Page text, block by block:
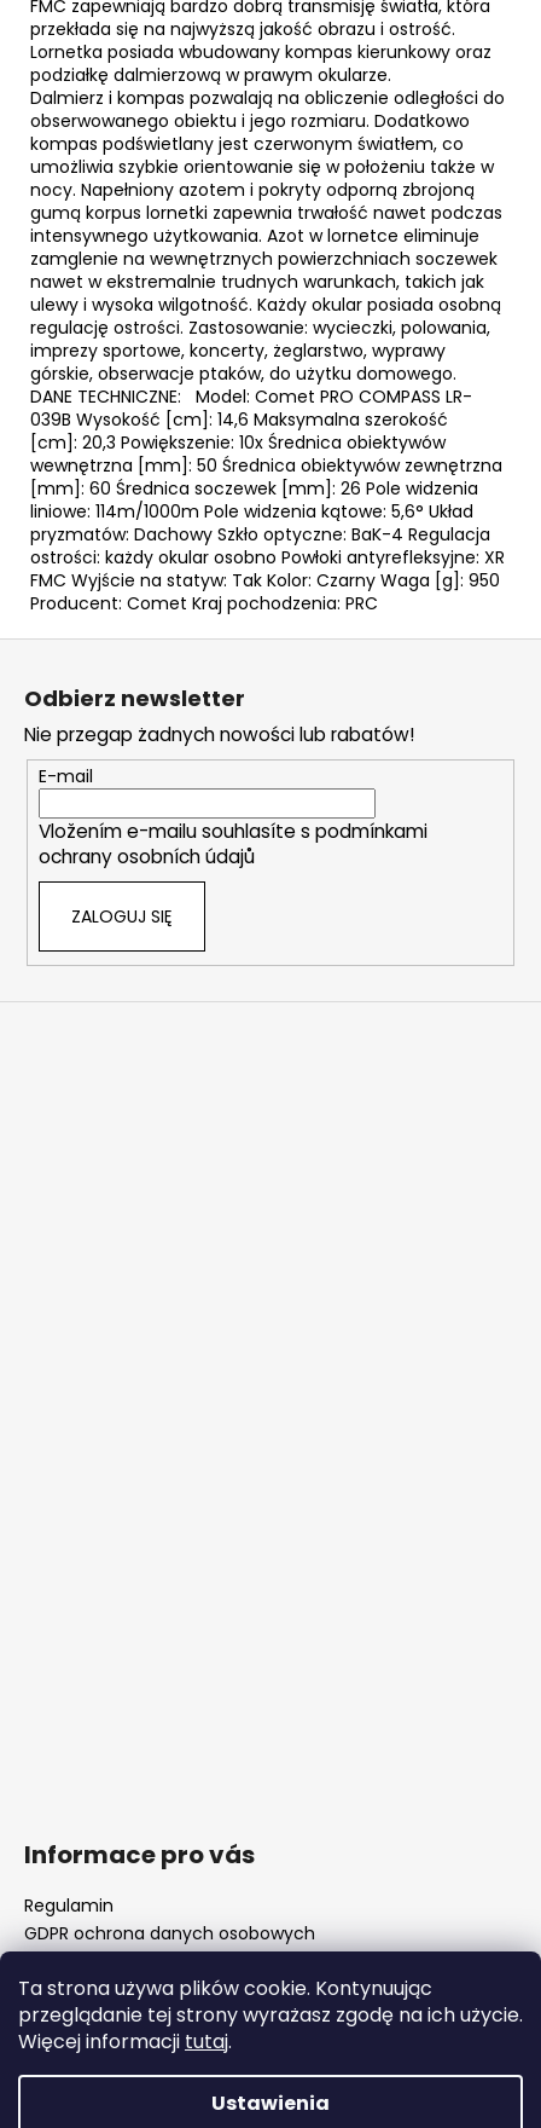
Ta strona używa plików cookie. Kontynuując
przeglądanie tej strony wyrażasz zgodę na ich użycie.
Więcej informacji tutaj.
Ustawienia
FMC zapewniają bardzo dobrą transmisję światła, która
przekłada się na najwyższą jakość obrazu i ostrość.
Lornetka posiada wbudowany kompas kierunkowy oraz
podziałkę dalmierzową w prawym okularze.
Dalmierz i kompas pozwalają na obliczenie odległości do
obserwowanego obiektu i jego rozmiaru. Dodatkowo
kompas podświetlany jest czerwonym światłem, co
umożliwia szybkie orientowanie się w położeniu także w
nocy. Napełniony azotem i pokryty odporną zbrojoną
gumą korpus lornetki zapewnia trwałość nawet podczas
intensywnego użytkowania. Azot w lornetce eliminuje
zamglenie na wewnętrznych powierzchniach soczewek
nawet w ekstremalnie trudnych warunkach, takich jak
ulewy i wysoka wilgotność. Każdy okular posiada osobną
regulację ostrości. Zastosowanie: wycieczki, polowania,
imprezy sportowe, koncerty, żeglarstwo, wyprawy
górskie, obserwacje ptaków, do użytku domowego.
DANE TECHNICZNE: Model: Comet PRO COMPASS LR-
039B Wysokość [cm]: 14,6 Maksymalna szerokość
[cm]: 20,3 Powiększenie: 10x Średnica obiektywów
wewnętrzna [mm]: 50 Średnica obiektywów zewnętrzna
[mm]: 60 Średnica soczewek [mm]: 26 Pole widzenia
liniowe: 114m/1000m Pole widzenia kątowe: 5,6° Układ
pryzmatów: Dachowy Szkło optyczne: BaK-4 Regulacja
ostrości: każdy okular osobno Powłoki antyrefleksyjne: XR
FMC Wyjście na statyw: Tak Kolor: Czarny Waga [g]: 950
Producent: Comet Kraj pochodzenia: PRC
S
Odbierz newsletter
Nie przegap żadnych nowości lub rabatów!
E-mail
Vložením e-mailu souhlasíte s podmínkami
ochrany osobních údajů
ZALOGUJ SIĘ
Informace pro vás
Regulamin
GDPR ochrona danych osobowych
FAQ - częste pytania
Surówki luf i rozwiertaki komorowe
Ważne zmiany legislacyjne od 1 stycznia 2026 r.